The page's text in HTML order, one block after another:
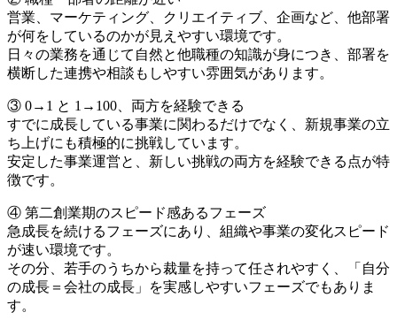
営業、マーケティング、クリエイティブ、企画など、他部署
が何をしているのかが見えやすい環境です。
日々の業務を通じて自然と他職種の知識が身につき、部署を
横断した連携や相談もしやすい雰囲気があります。
③ 0→1 と 1→100、両方を経験できる
すでに成長している事業に関わるだけでなく、新規事業の立
ち上げにも積極的に挑戦しています。
安定した事業運営と、新しい挑戦の両方を経験できる点が特
徴です。
④ 第二創業期のスピード感あるフェーズ
急成長を続けるフェーズにあり、組織や事業の変化スピード
が速い環境です。
その分、若手のうちから裁量を持って任されやすく、「自分
の成長＝会社の成長」を実感しやすいフェーズでもありま
す。